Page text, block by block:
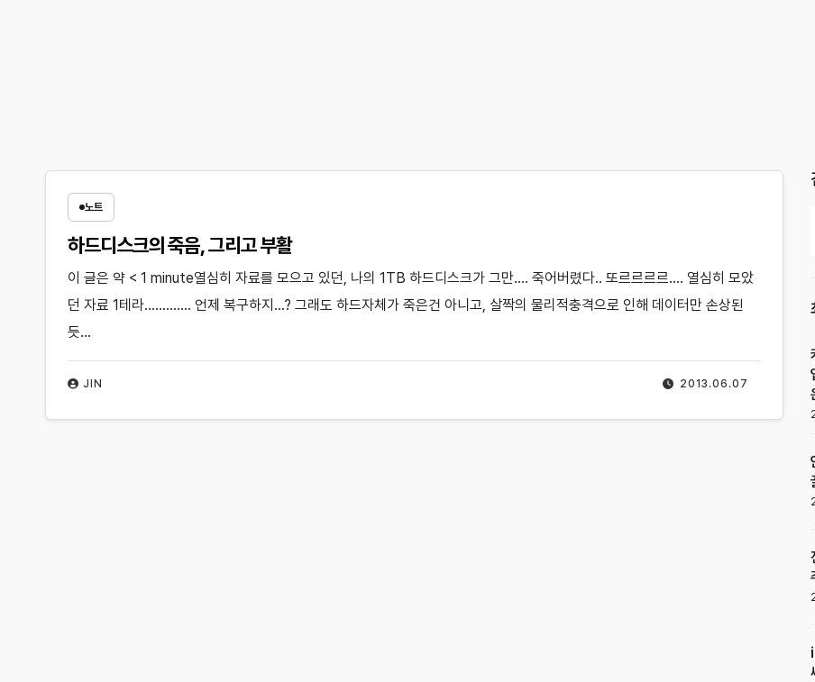
노트
하드디스크의 죽음, 그리고 부활
2013.06.07
JIN
이 글은 약 < 1 minute열심히 자료를 모으고 있던, 나의 1TB 하드디스크가 그만…. 죽어버렸다.. 또르르르르…. 열심히 모았
던 자료 1테라…………. 언제 복구하지…? 그래도 하드자체가 죽은건 아니고, 살짝의 물리적충격으로 인해 데이터만 손상된
듯…